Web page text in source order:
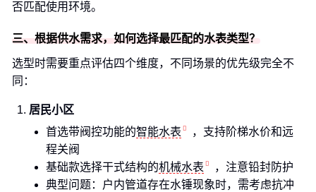
否匹配使用环境。
三、根据供水需求，如何选择最匹配的水表类型？
选型时需要重点评估四个维度，不同场景的优先级完全不
同：
居民小区
首选带阀控功能的智能水表
，支持阶梯水价和远
程关阀
基础款选择干式结构的机械水表
，注意铅封防护
典型问题：户内管道存在水锤现象时，需考虑抗冲